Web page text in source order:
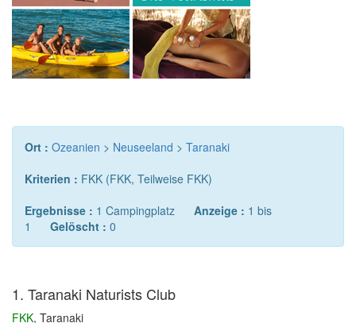
Ort : Ozeanien > Neuseeland > Taranaki
Kriterien : FKK (FKK, Teilweise FKK)
Ergebnisse : 1 Campingplatz Anzeige : 1 bis
1 Gelöscht : 0
1. Taranaki Naturists Club
FKK, Taranaki